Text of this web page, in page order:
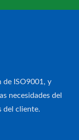
de ISO9001, y
necesidades del
del cliente.